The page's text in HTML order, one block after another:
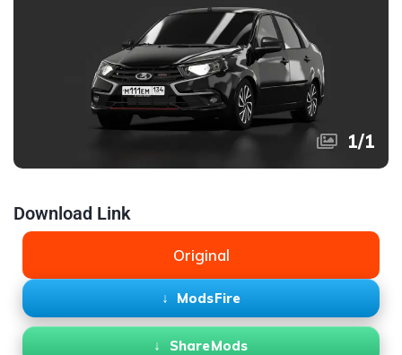
1/1
Download Link
Original
ModsFire
ShareMods